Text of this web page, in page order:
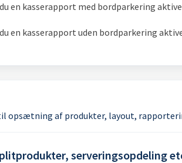
du en kasserapport med bordparkering
en kasserapport uden bordparkering
opsætning af produkter, layout,
serveringsopdeling